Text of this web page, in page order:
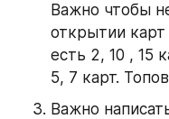
Важно чтобы
открытии
есть 2, 10 , 15
5, 7 карт.
Важно